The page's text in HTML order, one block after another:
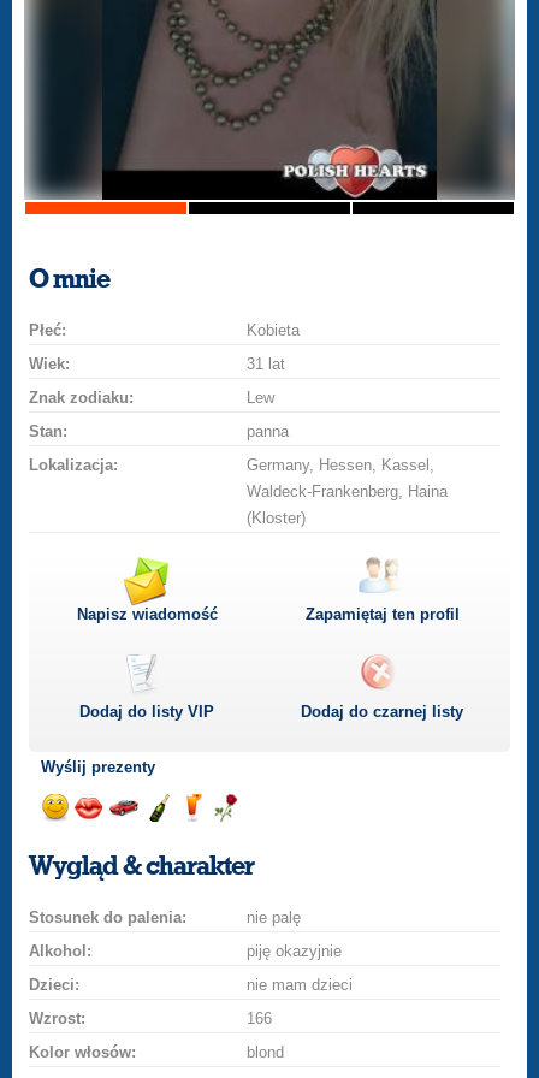
O mnie
Płeć:
Kobieta
Wiek:
31 lat
Znak zodiaku:
Lew
Stan:
panna
Lokalizacja:
Germany, Hessen, Kassel,
Waldeck-Frankenberg, Haina
(Kloster)
Napisz wiadomość Zapamiętaj ten profil
Dodaj do listyVIP Dodaj do czarnej listy
Wyślij prezenty
uśmiech
buziakasamochodem
szampana
drinka
różę
Wygląd & charakter
Stosunek do palenia:
nie palę
Alkohol:
piję okazyjnie
Dzieci:
nie mam dzieci
Wzrost:
166
Kolor włosów:
blond